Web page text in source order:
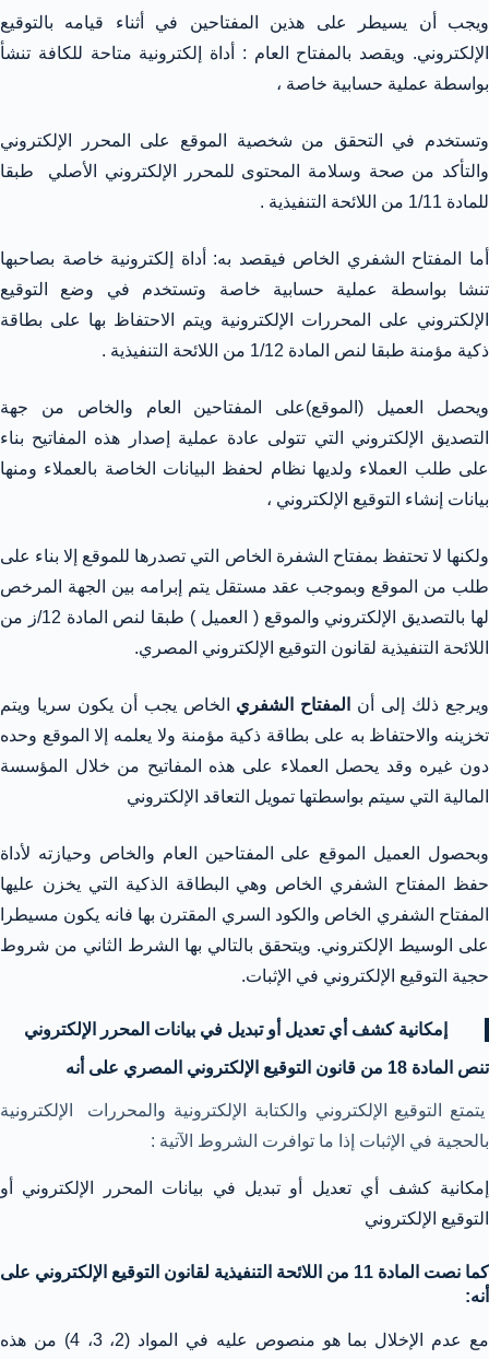
ويجب أن يسيطر على هذين المفتاحين في أثناء قيامه بالتوقيع
الإلكتروني. ويقصد بالمفتاح العام : أداة إلكترونية متاحة للكافة تنشأ
بواسطة عملية حسابية خاصة ،
وتستخدم في التحقق من شخصية الموقع على المحرر الإلكتروني
والتأكد من صحة وسلامة المحتوى للمحرر الإلكتروني الأصلي طبقا
للمادة 1/11 من اللائحة التنفيذية .
أما المفتاح الشفري الخاص فيقصد به: أداة إلكترونية خاصة بصاحبها
تنشا بواسطة عملية حسابية خاصة وتستخدم في وضع التوقيع
الإلكتروني على المحررات الإلكترونية ويتم الاحتفاظ بها على بطاقة
ذكية مؤمنة طبقا لنص المادة 1/12 من اللائحة التنفيذية .
ويحصل العميل (الموقع)على المفتاحين العام والخاص من جهة
التصديق الإلكتروني التي تتولى عادة عملية إصدار هذه المفاتيح بناء
على طلب العملاء ولديها نظام لحفظ البيانات الخاصة بالعملاء ومنها
بيانات إنشاء التوقيع الإلكتروني ،
ولكنها لا تحتفظ بمفتاح الشفرة الخاص التي تصدرها للموقع إلا بناء على
طلب من الموقع وبموجب عقد مستقل يتم إبرامه بين الجهة المرخص
لها بالتصديق الإلكتروني والموقع ( العميل ) طبقا لنص المادة 12/ز من
اللائحة التنفيذية لقانون التوقيع الإلكتروني المصري.
ويرجع ذلك إلى أن المفتاح الشفري الخاص يجب أن يكون سريا ويتم
تخزينه والاحتفاظ به على بطاقة ذكية مؤمنة ولا يعلمه إلا الموقع وحده
دون غيره وقد يحصل العملاء على هذه المفاتيح من خلال المؤسسة
المالية التي سيتم بواسطتها تمويل التعاقد الإلكتروني
وبحصول العميل الموقع على المفتاحين العام والخاص وحيازته لأداة
حفظ المفتاح الشفري الخاص وهي البطاقة الذكية التي يخزن عليها
المفتاح الشفري الخاص والكود السري المقترن بها فانه يكون مسيطرا
على الوسيط الإلكتروني. ويتحقق بالتالي بها الشرط الثاني من شروط
حجية التوقيع الإلكتروني في الإثبات.
إمكانية كشف أي تعديل أو تبديل في بيانات المحرر الإلكتروني
تنص المادة 18 من قانون التوقيع الإلكتروني المصري على أنه
يتمتع التوقيع الإلكتروني والكتابة الإلكترونية والمحررات الإلكترونية
بالحجية في الإثبات إذا ما توافرت الشروط الآتية :
إمكانية كشف أي تعديل أو تبديل في بيانات المحرر الإلكتروني أو
التوقيع الإلكتروني
كما نصت المادة 11 من اللائحة التنفيذية لقانون التوقيع الإلكتروني على
أنه:
مع عدم الإخلال بما هو منصوص عليه في المواد (2، 3، 4) من هذه